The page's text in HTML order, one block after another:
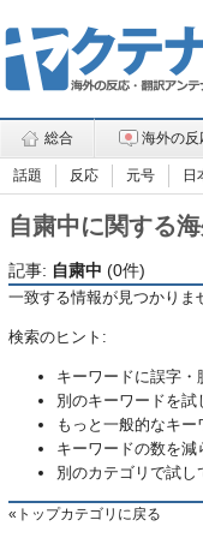
総合 海外の反
話題 反応 元号 日
自粛中に関する
記事: 自粛中 (0件)
一致する情報が見つかりま
検索のヒント:
キーワードに誤字・
別のキーワードを試
もっと一般的なキー
キーワードの数を減
別のカテゴリで試し
トップカテゴリに戻る